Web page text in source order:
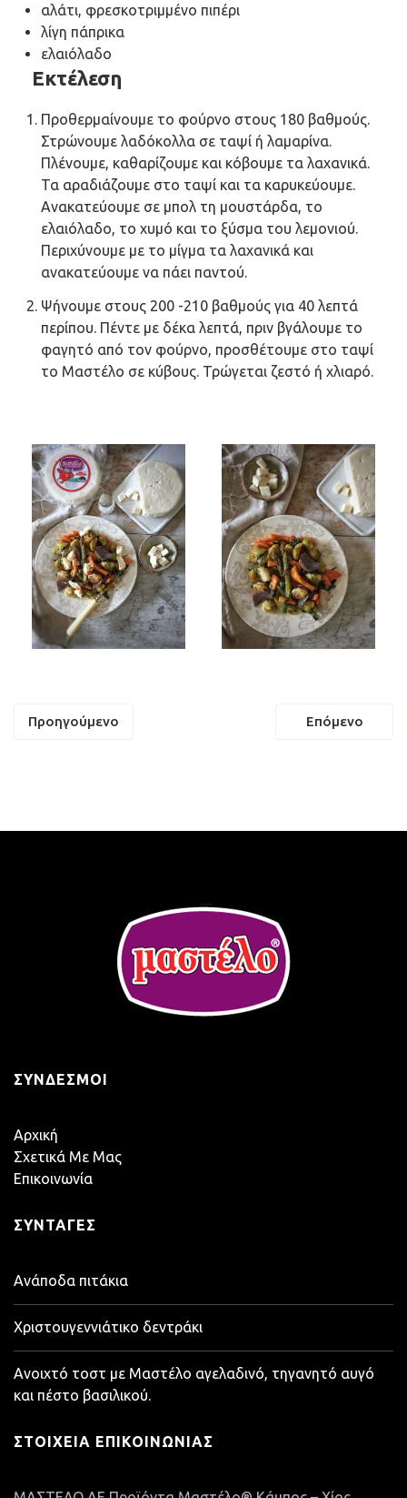
αλάτι, φρεσκοτριμμένο πιπέρι
λίγη πάπρικα
ελαιόλαδο
Εκτέλεση
Προθερμαίνουμε το φούρνο στους 180 βαθμούς.
Στρώνουμε λαδόκολλα σε ταψί ή λαμαρίνα.
Πλένουμε, καθαρίζουμε και κόβουμε τα λαχανικά.
Τα αραδιάζουμε στο ταψί και τα καρυκεύουμε.
Ανακατεύουμε σε μπολ τη μουστάρδα, το
ελαιόλαδο, το χυμό και το ξύσμα του λεμονιού.
Περιχύνουμε με το μίγμα τα λαχανικά και
ανακατεύουμε να πάει παντού.
Ψήνουμε στους 200 -210 βαθμούς για 40 λεπτά
περίπου. Πέντε με δέκα λεπτά, πριν βγάλουμε το
φαγητό από τον φούρνο, προσθέτουμε στο ταψί
το Μαστέλο σε κύβους. Τρώγεται ζεστό ή χλιαρό.
Πλοήγηση
Προηγούμενο Επόμενο
ΣΎΝΔΕΣΜΟΙ
Αρχική
Σχετικά Με Μας
Επικοινωνία
ΣΥΝΤΑΓΈΣ
Ανάποδα πιτάκια
Χριστουγεννιάτικο δεντράκι
Ανοιχτό τοστ με Μαστέλο αγελαδινό, τηγανητό αυγό
και πέστο βασιλικού.
ΣΤΟΙΧΕΊΑ ΕΠΙΚΟΙΝΩΝΊΑΣ